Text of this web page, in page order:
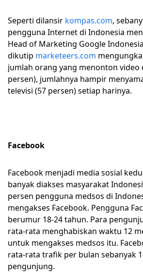
Seperti dilansir kompas.com,
pengguna Internet di Indonesia
Head of Marketing Google
dikutip marketeers.com
jumlah orang yang menonton video
persen), jumlahnya hampir
televisi (57 persen) setiap harinya.
Facebook
Facebook menjadi media sosial
banyak diakses masyarakat
persen pengguna medsos di
mengakses Facebook. Pengguna
berumur 18-24 tahun. Para
rata-rata menghabiskan waktu 12
untuk mengakses medsos itu.
rata-rata trafik per bulan sebanyak
pengunjung.